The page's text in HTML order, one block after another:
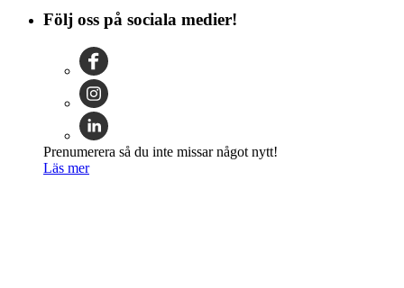
Följ oss på sociala medier!
Prenumerera så du inte missar något nytt!
Läs mer